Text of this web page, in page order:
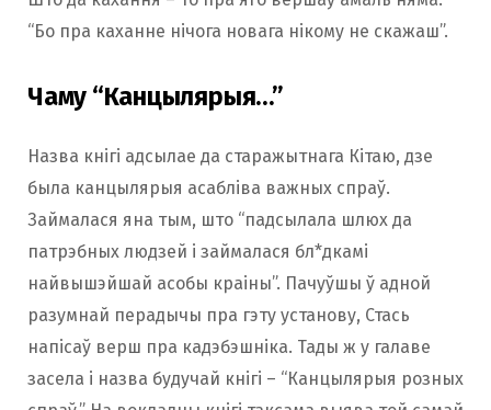
“Бо пра каханне нічога новага нікому не скажаш”.
Чаму “Канцылярыя…”
Назва кнігі адсылае да старажытнага Кітаю, дзе
была канцылярыя асабліва важных спраў.
Займалася яна тым, што “падсылала шлюх да
патрэбных людзей і займалася бл*дкамі
найвышэйшай асобы краіны”. Пачуўшы ў адной
разумнай перадычы пра гэту установу, Стась
напісаў верш пра кадэбэшніка. Тады ж у галаве
засела і назва будучай кнігі – “Канцылярыя розных